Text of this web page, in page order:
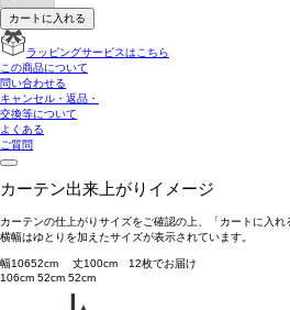
カートに入れる
ラッピングサービスはこちら
この商品について
問い合わせる
キャンセル・返品・
交換等について
よくある
ご質問
カーテン出来上がりイメージ
カーテンの仕上がりサイズをご確認の上、「カートに入れ
横幅はゆとりを加えたサイズが表示されています。
幅10652cm 丈100cm 12枚でお届け
106cm 52cm 52cm